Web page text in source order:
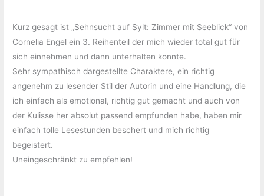
Kurz gesagt ist „Sehnsucht auf Sylt: Zimmer mit Seeblick“ von
Cornelia Engel ein 3. Reihenteil der mich wieder total gut für
sich einnehmen und dann unterhalten konnte.
Sehr sympathisch dargestellte Charaktere, ein richtig
angenehm zu lesender Stil der Autorin und eine Handlung, die
ich einfach als emotional, richtig gut gemacht und auch von
der Kulisse her absolut passend empfunden habe, haben mir
einfach tolle Lesestunden beschert und mich richtig
begeistert.
Uneingeschränkt zu empfehlen!